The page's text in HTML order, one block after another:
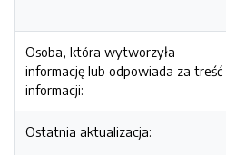
Osoba, która wytworzyła
informację lub odpowiada za treść
informacji:
Ostatnia aktualizacja: